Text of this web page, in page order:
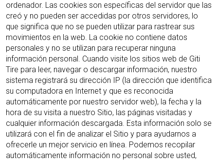
ordenador. Las cookies son específicas del servidor que las
creó y no pueden ser accedidas por otros servidores, lo
que significa que no se pueden utilizar para rastrear sus
movimientos en la web. La cookie no contiene datos
personales y no se utilizan para recuperar ninguna
información personal. Cuando visite los sitios web de Giti
Tire para leer, navegar o descargar información, nuestro
sistema registrará su dirección IP (la dirección que identifica
su computadora en Internet y que es reconocida
automáticamente por nuestro servidor web), la fecha y la
hora de su visita a nuestro Sitio, las páginas visitadas y
cualquier información descargada. Esta información solo se
utilizará con el fin de analizar el Sitio y para ayudarnos a
ofrecerle un mejor servicio en línea. Podemos recopilar
automáticamente información no personal sobre usted,